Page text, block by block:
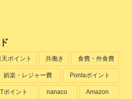
天ポイント 共働き 食費・外食費
娯楽・レジャー費 Pontaポイント
Tポイント nanaco Amazon